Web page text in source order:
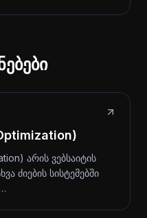
არის ვებსაიტის
ძიების სისტემებში